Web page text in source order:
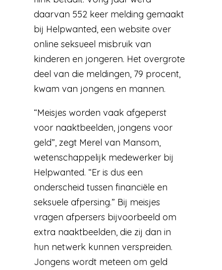
daarvan 552 keer melding gemaakt
bij Helpwanted, een website over
online seksueel misbruik van
kinderen en jongeren. Het overgrote
deel van die meldingen, 79 procent,
kwam van jongens en mannen.
“Meisjes worden vaak afgeperst
voor naaktbeelden, jongens voor
geld”, zegt Merel van Mansom,
wetenschappelijk medewerker bij
Helpwanted. “Er is dus een
onderscheid tussen financiële en
seksuele afpersing.” Bij meisjes
vragen afpersers bijvoorbeeld om
extra naaktbeelden, die zij dan in
hun netwerk kunnen verspreiden.
Jongens wordt meteen om geld